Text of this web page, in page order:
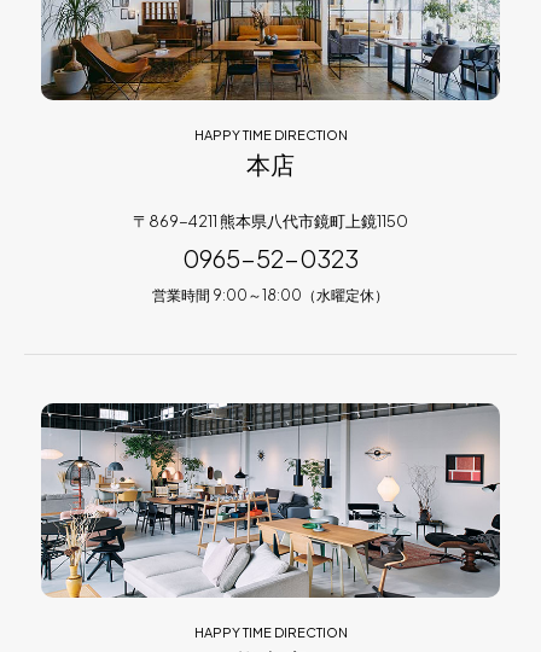
HAPPY TIME DIRECTION
本店
〒869-4211 熊本県八代市鏡町上鏡1150
0965-52-0323
営業時間 9:00～18:00（水曜定休）
HAPPY TIME DIRECTION